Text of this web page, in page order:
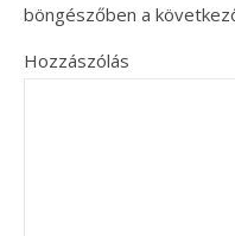
böngészőben a
Hozzászólás